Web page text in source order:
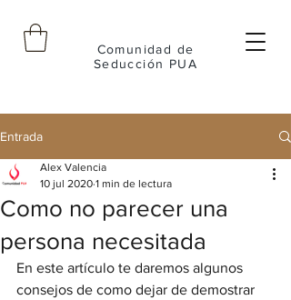
Comunidad de
Seducción PUA
Entrada
Como no parecer una
persona necesitada
Alex Valencia
10 jul 2020 1 min de lectura
En este artículo te daremos algunos
consejos de como dejar de demostrar